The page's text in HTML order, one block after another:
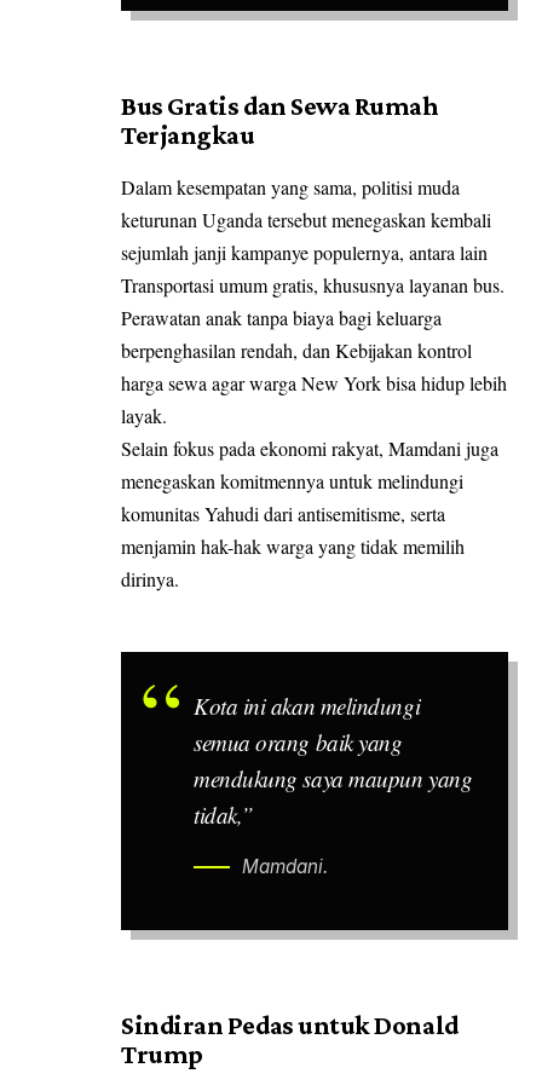
Bus Gratis dan Sewa Rumah
Terjangkau
Dalam kesempatan yang sama, politisi muda
keturunan Uganda tersebut menegaskan kembali
sejumlah janji kampanye populernya, antara lain
Transportasi umum gratis, khususnya layanan bus.
Perawatan anak tanpa biaya bagi keluarga
berpenghasilan rendah, dan Kebijakan kontrol
harga sewa agar warga New York bisa hidup lebih
layak.
Selain fokus pada ekonomi rakyat, Mamdani juga
menegaskan komitmennya untuk melindungi
komunitas Yahudi dari antisemitisme, serta
menjamin hak-hak warga yang tidak memilih
dirinya.
Kota ini akan melindungi
semua orang baik yang
mendukung saya maupun yang
tidak,”
Mamdani.
Sindiran Pedas untuk Donald
Trump